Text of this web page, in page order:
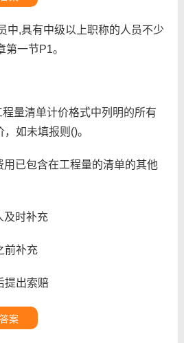
中,具有中级以上职称的人员不少
一节P1。
量清单计价格式中列明的所有
如未填报则()。
已包含在工程量的清单的其他
及时补充
前补充
提出索赔
案